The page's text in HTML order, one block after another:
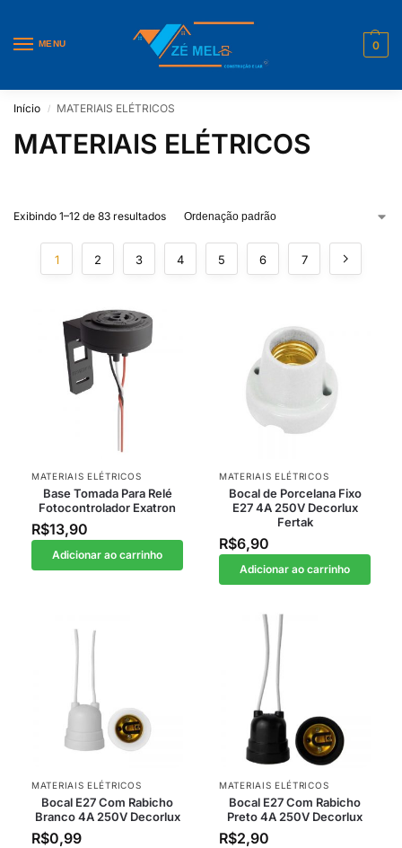
MENU 0
Início / MATERIAIS ELÉTRICOS
MATERIAIS ELÉTRICOS
Exibindo 1–12 de 83 resultados
1 2 3 4 5 6 7
MATERIAIS ELÉTRICOS
Base Tomada Para Relé
Fotocontrolador Exatron
R$13,90
Adicionar ao carrinho
MATERIAIS ELÉTRICOS
Bocal de Porcelana Fixo
E27 4A 250V Decorlux
Fertak
R$6,90
Adicionar ao carrinho
MATERIAIS ELÉTRICOS
Bocal E27 Com Rabicho
Branco 4A 250V Decorlux
R$0,99
MATERIAIS ELÉTRICOS
Bocal E27 Com Rabicho
Preto 4A 250V Decorlux
R$2,90